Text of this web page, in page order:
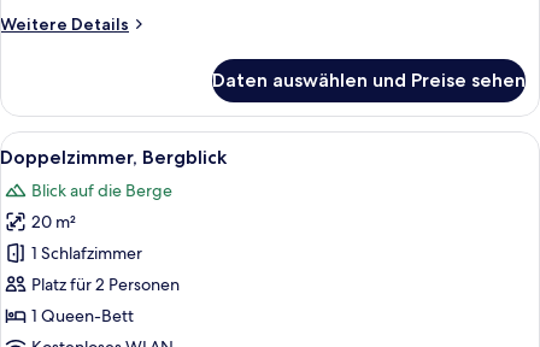
Weitere Details
Weitere
Mehrere
Betten,
Bergblick
Daten auswählen und Preise sehen
Alle
Fotos
für
Doppelzimmer,
Bergblick
anzeigen
Ein modernes Hotelzimmer mit
10
Doppelzimmer, Bergblick
Blick auf die Berge
20 m²
1 Schlafzimmer
Platz für 2 Personen
1 Queen-Bett